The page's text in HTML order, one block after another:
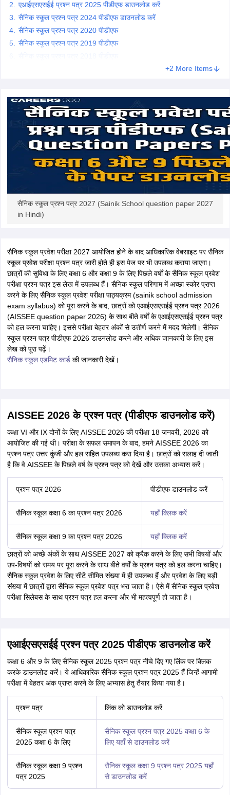
एआईएसएसईई प्रश्न पत्र 2025 पीडीएफ डाउनलोड करें
सैनिक स्कूल प्रश्न पत्र 2024 पीडीएफ डाउनलोड करें
सैनिक स्कूल प्रश्न पत्र 2020 पीडीएफ
सैनिक स्कूल प्रश्न पत्र 2019 पीडीएफ
+2 More Items
सैनिक स्कूल प्रश्न पत्र 2027 (Sainik School question paper 2027
in Hindi)
सैनिक स्कूल प्रवेश परीक्षा 2027 आयोजित होने के बाद आधिकारिक वेबसाइट पर सैनिक
स्कूल प्रवेश परीक्षा प्रश्न पत्र जारी होते ही इस पेज पर भी उपलब्ध कराया जाएगा।
छात्रों की सुविधा के लिए कक्षा 6 और कक्षा 9 के लिए पिछले वर्षों के सैनिक स्कूल प्रवेश
परीक्षा प्रश्न पत्र इस लेख में उपलब्ध हैं। सैनिक स्कूल परिणाम में अच्छा स्कोर प्राप्त
करने के लिए सैनिक स्कूल प्रवेश परीक्षा पाठ्यक्रम (sainik school admission
exam syllabus) को पूरा करने के बाद, छात्रों को एआईएसएसईई प्रश्न पत्र 2026
(AISSEE question paper 2026) के साथ बीते वर्षों के एआईएसएसईई प्रश्न पत्र
को हल करना चाहिए। इससे परीक्षा बेहतर अंकों से उत्तीर्ण करने में मदद मिलेगी। सैनिक
स्कूल प्रश्न पत्र पीडीएफ 2026 डाउनलोड करने और अधिक जानकारी के लिए इस
लेख को पूरा पढ़ें।
सैनिक स्कूल एडमिट कार्डकी जानकारी देखें।
AISSEE 2026 के प्रश्न पत्र (पीडीएफ डाउनलोड करें)
कक्षा VI और IX दोनों के लिए AISSEE 2026 की परीक्षा 18 जनवरी, 2026 को
आयोजित की गई थी। परीक्षा के सफल समापन के बाद, हमने AISSEE 2026 का
प्रश्न पत्र उत्तर कुंजी और हल सहित उपलब्ध करा दिया है। छात्रों को सलाह दी जाती
है कि वे AISSEE के पिछले वर्ष के प्रश्न पत्र को देखें और उसका अभ्यास करें।
प्रश्न पत्र 2026 पीडीएफ डाउनलोड करें
सैनिक स्कूल कक्षा 6 का प्रश्न पत्र 2026 यहाँ क्लिक करें
सैनिक स्कूल कक्षा 9 का प्रश्न पत्र 2026 यहाँ क्लिक करें
छात्रों को अच्छे अंकों के साथ AISSEE 2027 को क्रैक करने के लिए सभी विषयों और
उप-विषयों को समय पर पूरा करने के साथ बीते वर्षों के प्रश्न पत्र को हल करना चाहिए।
सैनिक स्कूल प्रवेश के लिए सीटें सीमित संख्या में ही उपलब्ध हैं और प्रवेश के लिए बड़ी
संख्या में छात्रों द्वारा सैनिक स्कूल प्रवेश पत्र भरा जाता है। ऐसे में सैनिक स्कूल प्रवेश
परीक्षा सिलेबस के साथ प्रश्न पत्र हल करना और भी महत्वपूर्ण हो जाता है।
एआईएसएसईई प्रश्न पत्र 2025 पीडीएफ डाउनलोड करें
कक्षा 6 और 9 के लिए सैनिक स्कूल 2025 प्रश्न पत्र नीचे दिए गए लिंक पर क्लिक
करके डाउनलोड करें। ये आधिकारिक सैनिक स्कूल प्रश्न पत्र 2025 हैं जिन्हें आगामी
परीक्षा में बेहतर अंक प्राप्त करने के लिए अभ्यास हेतु तैयार किया गया है।
प्रश्न पत्र लिंक को डाउनलोड करें
सैनिक स्कूल प्रश्न पत्र
2025 कक्षा 6 के लिए
सैनिक स्कूल प्रश्न पत्र 2025 कक्षा 6 के
लिए यहाँ से डाउनलोड करें
सैनिक स्कूल कक्षा 9 प्रश्न
पत्र 2025
सैनिक स्कूल कक्षा 9 प्रश्न पत्र 2025 यहाँ
से डाउनलोड करें